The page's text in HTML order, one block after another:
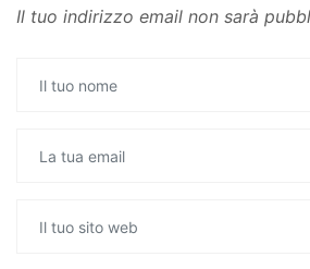
Il tuo indirizzo email non sarà